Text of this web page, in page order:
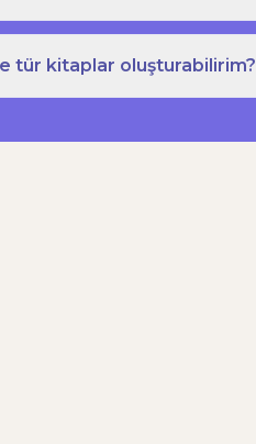
tür kitaplar oluşturabilirim?